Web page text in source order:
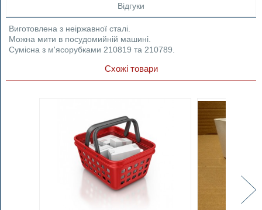
Відгуки
Виготовлена з неіржавної сталі.
Можна мити в посудомийній машині.
Сумісна з м'ясорубками 210819 та 210789.
Схожі товари